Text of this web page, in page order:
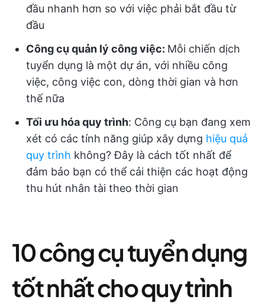
đầu nhanh hơn so với việc phải bắt đầu từ
đầu
Công cụ quản lý công việc: Mỗi chiến dịch
tuyển dụng là một dự án, với nhiều công
việc, công việc con, dòng thời gian và hơn
thế nữa
Tối ưu hóa quy trình: Công cụ bạn đang xem
xét có các tính năng giúp xây dựng hiệu quả
quy trình không? Đây là cách tốt nhất để
đảm bảo bạn có thể cải thiện các hoạt động
thu hút nhân tài theo thời gian
10 công cụ tuyển dụng
tốt nhất cho quy trình